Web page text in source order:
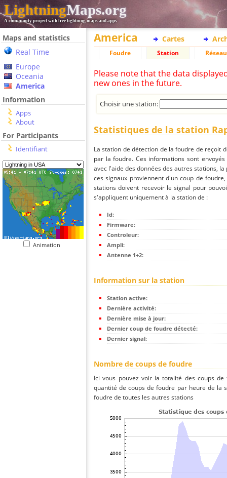
LightningMaps.org
A community project with free lightning maps and apps
Maps and statistics
Real Time
Europe
Oceania
America
Information
Apps
About
For Participants
Identifiant
Animation
America Cartes
Foudre Station Réseau
Please note that the data
new ones in the future.
Choisir une station:
Statistiques de la station
La station de détection de la foudre de reçoit
par la foudre. Ces informations sont
avec l'aide des données des autres stations,
ces signaux proviennent d'un coup de
stations doivent recevoir le signal pour
s'appliquent uniquement à la station de :
Id:
Firmware:
Controleur:
Ampli:
Antenne 1+2:
Information sur la station
Station active:
Dernière activité:
Dernière mise à jour:
Dernier coup de foudre détecté:
Dernier signal:
Nombre de coups de foudre
Ici vous pouvez voir la totalité des coups
quantité de coups de foudre par heure de la
foudre de toutes les autres stations